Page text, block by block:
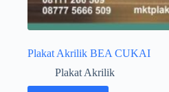
Plakat Akrilik BEA CUKAI
Plakat Akrilik